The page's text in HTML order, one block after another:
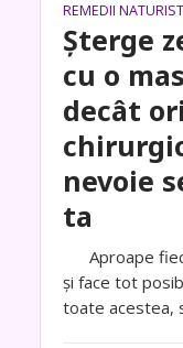
REMEDII
Șterge
cu o
decât
nevoie
ta
Aproape
și face tot
toate acestea,